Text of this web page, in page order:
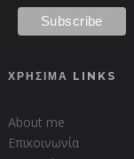
ΧΡΗΣΙΜΑ LINKS
About me
Επικοινωνία